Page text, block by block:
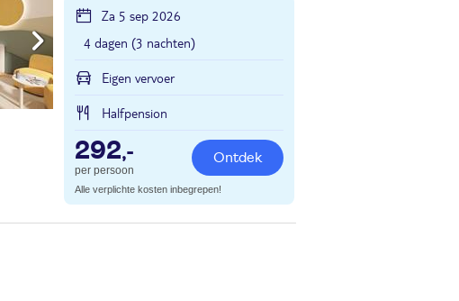
Za 5 sep 2026
4 dagen (3 nachten)
Eigen vervoer
Halfpension
292,-
per persoon
Ontdek
Alle verplichte kosten inbegrepen!